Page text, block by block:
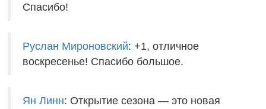
Спасибо!
Руслан Мироновский: +1, отличное
воскресенье! Спасибо большое.
Ян Линн: Открытие сезона — это новая